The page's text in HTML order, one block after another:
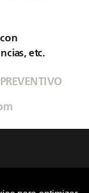
etc.